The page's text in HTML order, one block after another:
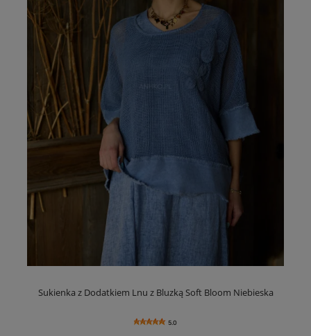
Sukienka z Dodatkiem Lnu z Bluzką Soft Bloom Niebieska
5.0